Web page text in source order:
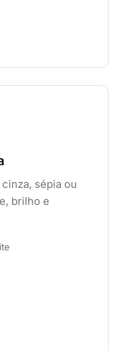
sépia ou
brilho e